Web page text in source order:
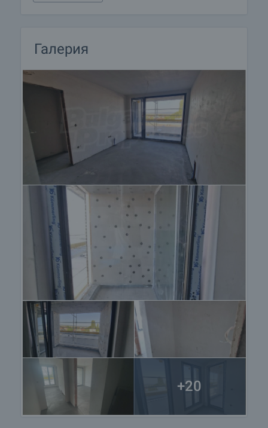
• Акт 15 – август 2027 г.
Този имот е отличен избор за всеки, който търси
достъпен нов дом или инвестиция с потенциал
за нарастване на стойността.
Оглед на имота
Можем да организираме оглед на имота спрямо
нашия график и възможностите за достъп до
него. Заявете вашето желание за оглед, като се
свържете с отговорния за офертата брокер по
имейл или телефон.
Резервация на имота
Имотът може да бъде резервиран и свален от
продажба със заплащане на депозит, след
което се прекратява провеждането на огледи с
други купувачи и започва подготовка на
документите за сключване на предварителен и
окончателен договор. Свържете се с отговорния
брокер за подробна информация относно
процедурата на покупка и начините за плащане.
Жилищен кредит
Ние си партнираме с водещите български банки
и можем да ви свържем с техните консултанти
за информация и кандидатстване за кредит.
Галерия
+20